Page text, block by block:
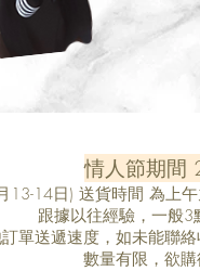
情人節期間
13-14日) 送貨時間 為上
跟據以往經驗，一般3
單送遞速度，如未能聯
數量有限，欲